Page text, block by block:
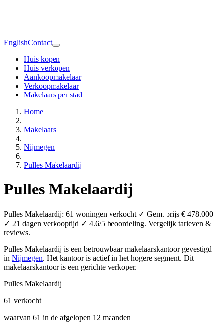
EnglishContact
Huis kopen
Huis verkopen
Aankoopmakelaar
Verkoopmakelaar
Makelaars per stad
Home
Makelaars
Nijmegen
Pulles Makelaardij
Pulles Makelaardij
Pulles Makelaardij: 61 woningen verkocht ✓ Gem. prijs € 478.000
✓ 21 dagen verkooptijd ✓ 4.6/5 beoordeling. Vergelijk tarieven &
reviews.
Pulles Makelaardij is een betrouwbaar makelaarskantoor gevestigd
in Nijmegen. Het kantoor is actief in het hogere segment. Dit
makelaarskantoor is een gerichte verkoper.
Pulles Makelaardij
61 verkocht
waarvan 61 in de afgelopen 12 maanden